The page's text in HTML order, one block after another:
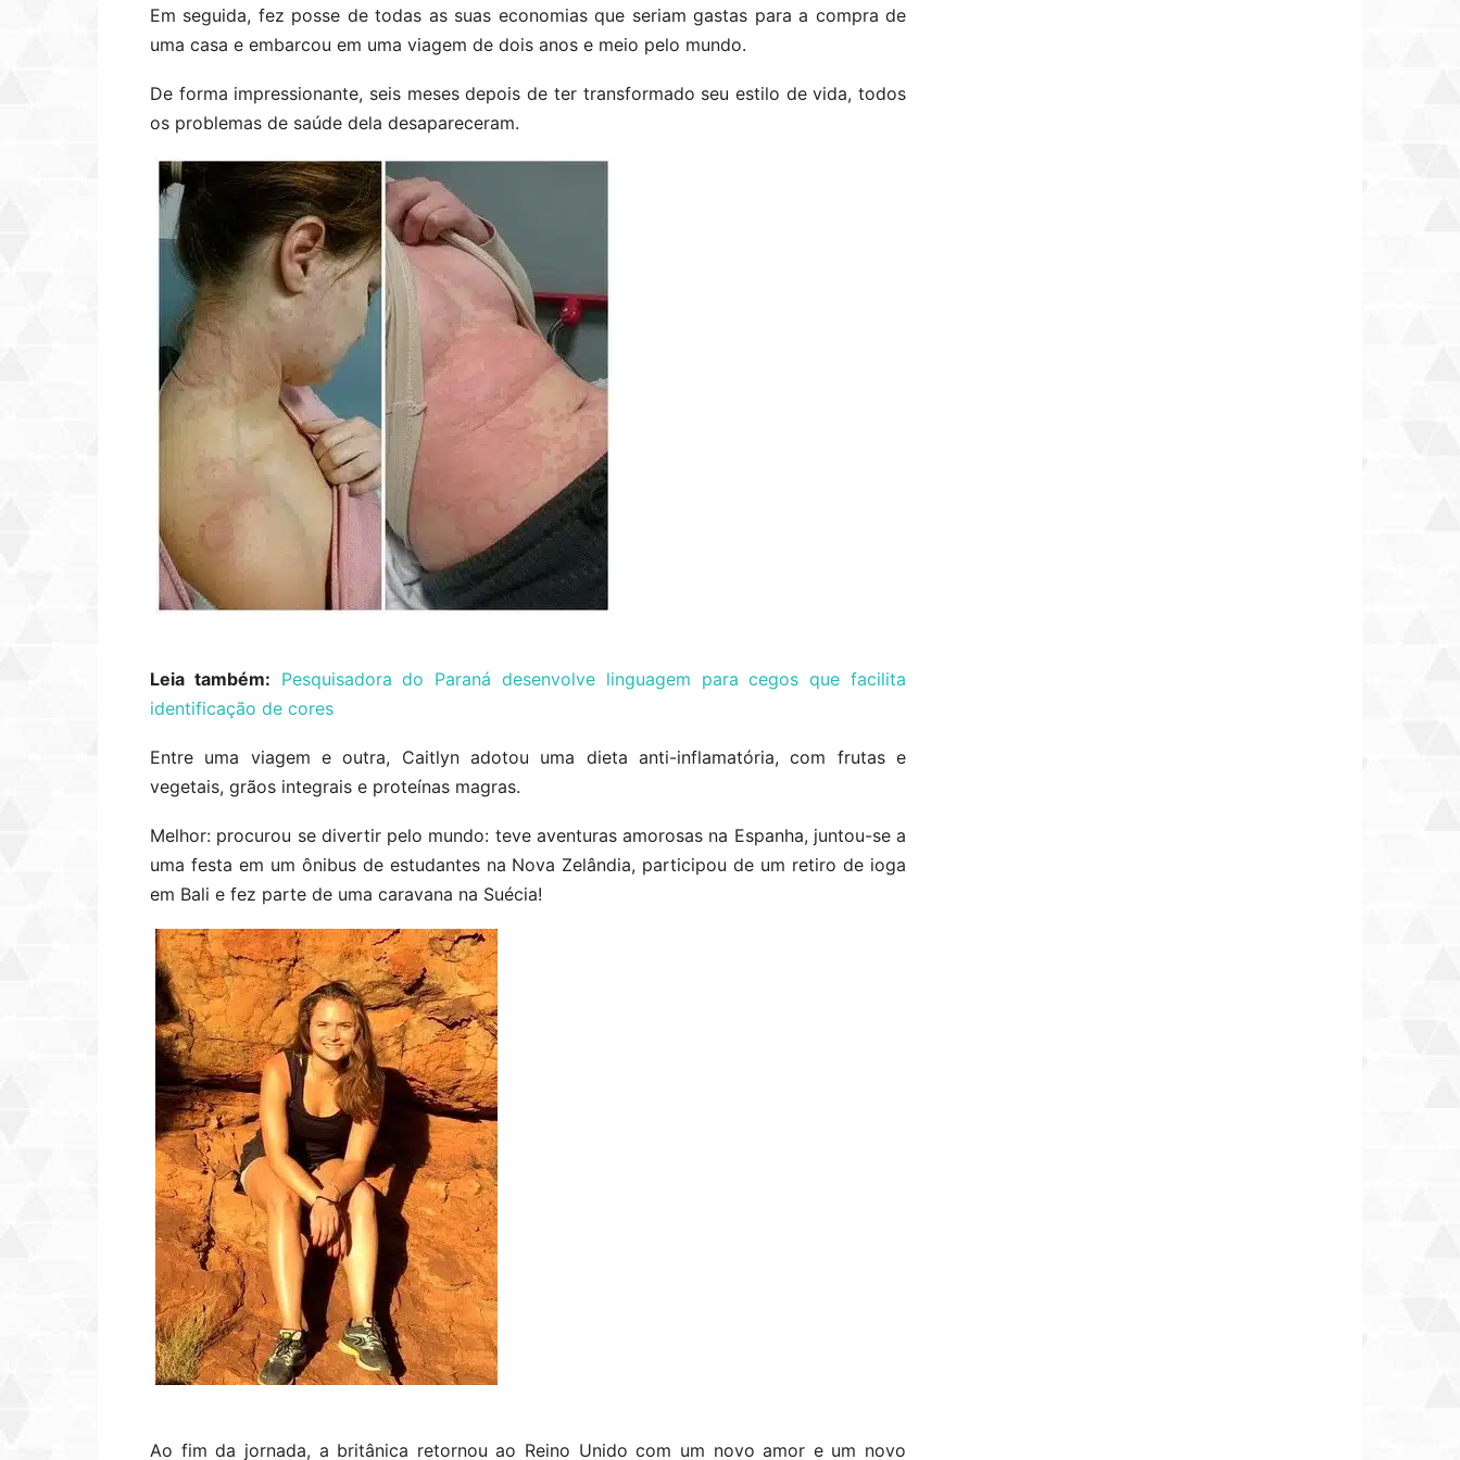
Em seguida, fez posse de todas as suas economias que seriam gastas para a compra de
uma casa e embarcou em uma viagem de dois anos e meio pelo mundo.
De forma impressionante, seis meses depois de ter transformado seu estilo de vida, todos
os problemas de saúde dela desapareceram.
Leia também: Pesquisadora do Paraná desenvolve linguagem para cegos que facilita
identificação de cores
Entre uma viagem e outra, Caitlyn adotou uma dieta anti-inflamatória, com frutas e
vegetais, grãos integrais e proteínas magras.
Melhor: procurou se divertir pelo mundo: teve aventuras amorosas na Espanha, juntou-se a
uma festa em um ônibus de estudantes na Nova Zelândia, participou de um retiro de ioga
em Bali e fez parte de uma caravana na Suécia!
Ao fim da jornada, a britânica retornou ao Reino Unido com um novo amor e um novo